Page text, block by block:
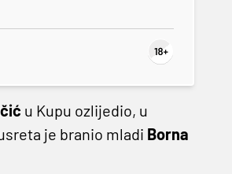
u Kupu ozlijedio, u
je branio mladi Borna